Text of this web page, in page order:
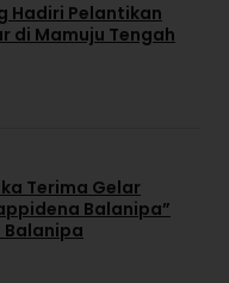
Hadiri Pelantikan
di Mamuju Tengah
Terima Gelar
Balanipa”